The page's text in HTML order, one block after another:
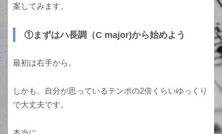
案してみます。
①まずはハ長調（C major)から始めよう
最初は右手から。
しかも、自分が思っているテンポの2倍くらいゆっくり
で大丈夫です。